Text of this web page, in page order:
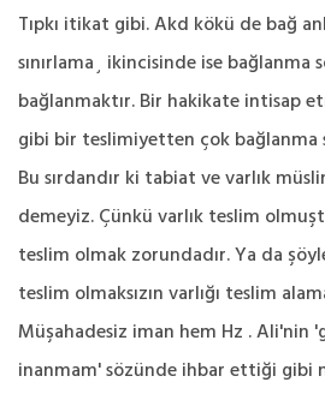
Tıpkı itikat gibi. Akd kökü de bağ
sınırlama¸ ikincisinde ise bağlanma
bağlanmaktır. Bir hakikate intisap
gibi bir teslimiyetten çok bağlanma
Bu sırdandır ki tabiat ve varlık
demeyiz. Çünkü varlık teslim
teslim olmak zorundadır. Ya da
teslim olmaksızın varlığı teslim
Müşahadesiz iman hem Hz . Ali'nin
inanmam' sözünde ihbar ettiği gibi